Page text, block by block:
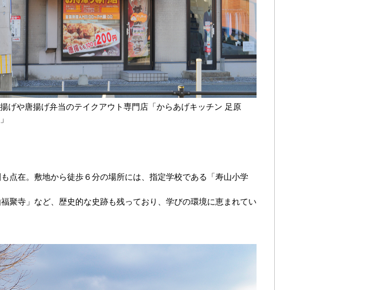
げや唐揚げ弁当のテイクアウト専門店「からあげキッチン 足原
点在。敷地から徒歩６分の場所には、指定学校である「寿山小学
聚寺」など、歴史的な史跡も残っており、学びの環境に恵まれてい